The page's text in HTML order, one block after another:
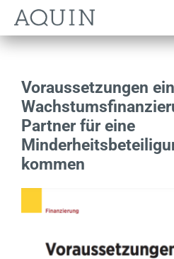
Zum
Inhalt
springen
Unternehmen
Team
Leistungen
Branchen
Testimonials
Publikationen
Voraussetzungen
Partner für eine
kommen